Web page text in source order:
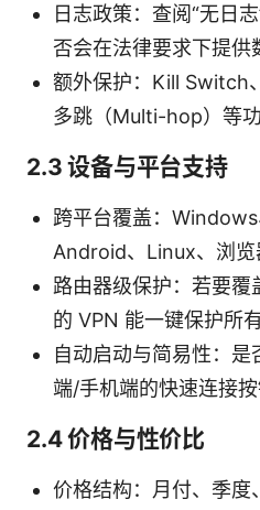
日志政策：查阅“无日
否会在法律要求下提供
额外保护：Kill Switch
多跳（Multi-hop）等功
2.3 设备与平台支持
跨平台覆盖：Windows
Android、Linux、浏览
路由器级保护：若要
的 VPN 能一键保护所
自动启动与简易性：
端/手机端的快速连接按
2.4 价格与性价比
价格结构：月付、季度